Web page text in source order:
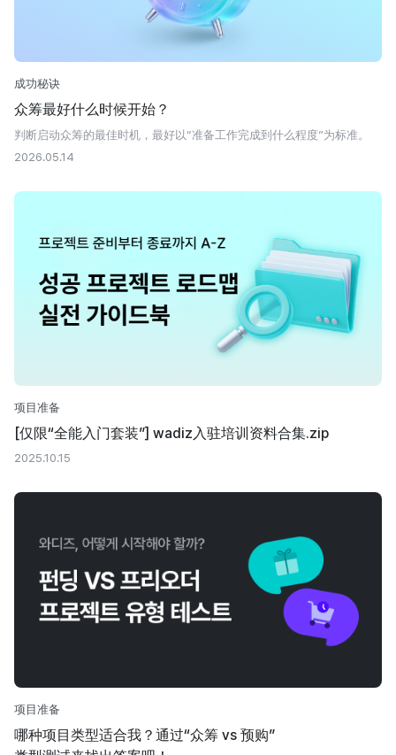
成功秘诀
众筹最好什么时候开始？
判断启动众筹的最佳时机，最好以“准备工作完成到什么程度”为标准。
2026.05.14
项目准备
[仅限“全能入门套装”] wadiz入驻培训资料合集.zip
2025.10.15
项目准备
哪种项目类型适合我？通过“众筹 vs 预购”